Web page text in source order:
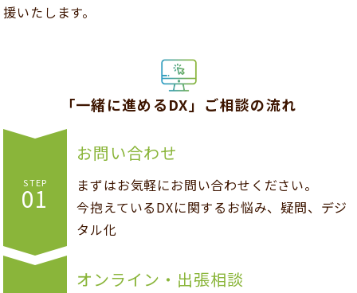
援いたします。
「一緒に進めるDX」ご相談の流れ
STEP
01
お問い合わせ
まずはお気軽にお問い合わせください。
今抱えているDXに関するお悩み、疑問、デジ
タル化
オンライン・出張相談